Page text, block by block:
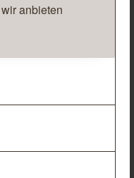
anbieten